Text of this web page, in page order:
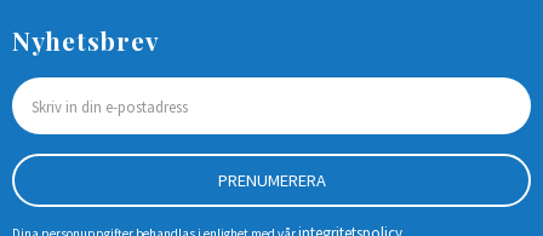
Nyhetsbrev
PRENUMERERA